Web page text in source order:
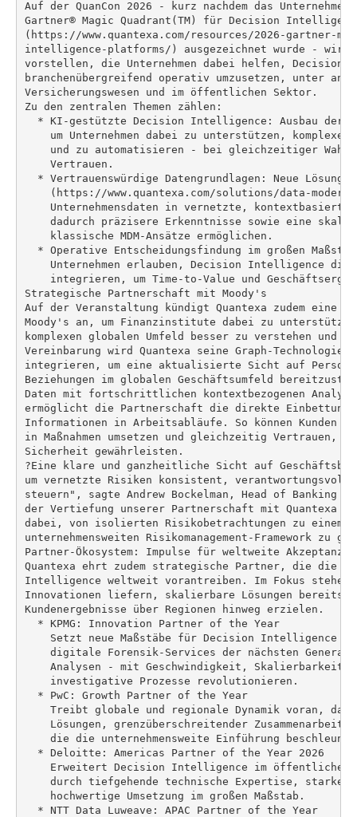
Auf der QuanCon 2026 - kurz nachdem das
Gartner® Magic Quadrant(TM) für Decision
(https://www.quantexa.com/resources/2026-gartner-
intelligence-platforms/) ausgezeichnet wurde - wird
vorstellen, die Unternehmen dabei helfen, Decision
branchenübergreifend operativ umzusetzen, unter
Versicherungswesen und im öffentlichen Sektor.
Zu den zentralen Themen zählen:
* KI-gestützte Decision Intelligence: Ausbau der
um Unternehmen dabei zu unterstützen, komplexe
und zu automatisieren - bei gleichzeitiger
    Vertrauen.
  * Vertrauenswürdige Datengrundlagen: Neue Lösungen
(https://www.quantexa.com/solutions/data-
Unternehmensdaten in vernetzte, kontextbasierte
dadurch präzisere Erkenntnisse sowie eine
    klassische MDM-Ansätze ermöglichen.
* Operative Entscheidungsfindung im großen
Unternehmen erlauben, Decision Intelligence
integrieren, um Time-to-Value und
Strategische Partnerschaft mit Moody's
Auf der Veranstaltung kündigt Quantexa zudem eine
Moody's an, um Finanzinstitute dabei zu
komplexen globalen Umfeld besser zu verstehen und
Vereinbarung wird Quantexa seine Graph-Technologie
integrieren, um eine aktualisierte Sicht auf
Beziehungen im globalen Geschäftsumfeld
Daten mit fortschrittlichen kontextbezogenen
ermöglicht die Partnerschaft die direkte Einbettung
Informationen in Arbeitsabläufe. So können Kunden
in Maßnahmen umsetzen und gleichzeitig Vertrauen,
Sicherheit gewährleisten.
?Eine klare und ganzheitliche Sicht auf
um vernetzte Risiken konsistent, verantwortungsvoll
steuern", sagte Andrew Bockelman, Head of Banking
der Vertiefung unserer Partnerschaft mit Quantexa
dabei, von isolierten Risikobetrachtungen zu einem
unternehmensweiten Risikomanagement-Framework zu
Partner-Ökosystem: Impulse für weltweite Akzeptanz
Quantexa ehrt zudem strategische Partner, die die
Intelligence weltweit vorantreiben. Im Fokus stehen
Innovationen liefern, skalierbare Lösungen
Kundenergebnisse über Regionen hinweg erzielen.
  * KPMG: Innovation Partner of the Year
Setzt neue Maßstäbe für Decision Intelligence
digitale Forensik-Services der nächsten
Analysen - mit Geschwindigkeit, Skalierbarkeit
    investigative Prozesse revolutionieren.
  * PwC: Growth Partner of the Year
Treibt globale und regionale Dynamik voran,
Lösungen, grenzüberschreitender Zusammenarbeit
die die unternehmensweite Einführung
  * Deloitte: Americas Partner of the Year 2026
Erweitert Decision Intelligence im öffentlichen
durch tiefgehende technische Expertise, starke
    hochwertige Umsetzung im großen Maßstab.
  * NTT Data Luweave: APAC Partner of the Year